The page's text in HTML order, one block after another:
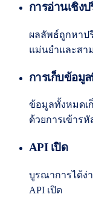
การอ่านเชิง
ผลลัพธ์ถูกหาป
แม่นยำและสา
การเก็บข้อมู
ข้อมูลทั้งหมดเ
ด้วยการเข้าร
API เปิด
บูรณาการได้ง่
API เปิด